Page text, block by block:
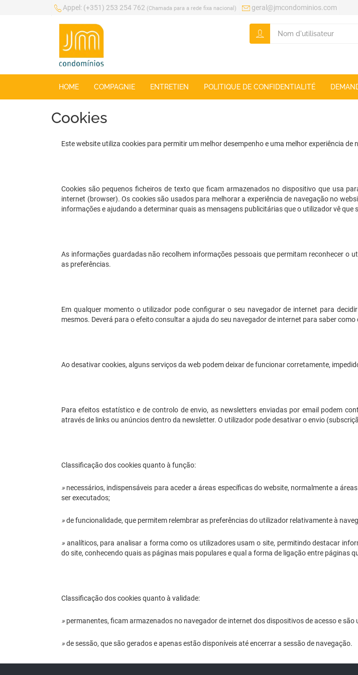
Appel: (+351) 253 254 762 (Chamada para a rede fixa nacional) geral@jmcondominios.com
HOME COMPAGNIE ENTRETIEN POLITIQUE DE CONFIDENTIALITÉ
Cookies
Este website utiliza cookies para permitir um melhor desempenho e uma melhor experiência de
Cookies são pequenos ficheiros de texto que ficam armazenados no dispositivo que usa
internet (browser). Os cookies são usados para melhorar a experiência de navegação no
informações e ajudando a determinar quais as mensagens publicitárias que o utilizador vê que
As informações guardadas não recolhem informações pessoais que permitam reconhecer o
as preferências.
Em qualquer momento o utilizador pode configurar o seu navegador de internet para
mesmos. Deverá para o efeito consultar a ajuda do seu navegador de internet para saber como
Ao desativar cookies, alguns serviços da web podem deixar de funcionar corretamente,
Para efeitos estatístico e de controlo de envio, as newsletters enviadas por email podem
através de links ou anúncios dentro da newsletter. O utilizador pode desativar o envio
Classificação dos cookies quanto à função:
» necessários, indispensáveis para aceder a áreas específicas do website, normalmente a
ser executados;
»de funcionalidade, que permitem relembrar as preferências do utilizador relativamente à
» analíticos, para analisar a forma como os utilizadores usam o site, permitindo destacar
do site, conhecendo quais as páginas mais populares e qual a forma de ligação entre páginas
Classificação dos cookies quanto à validade:
» permanentes, ficam armazenados no navegador de internet dos dispositivos de acesso e
»de sessão, que são gerados e apenas estão disponíveis até encerrar a sessão de navegação.